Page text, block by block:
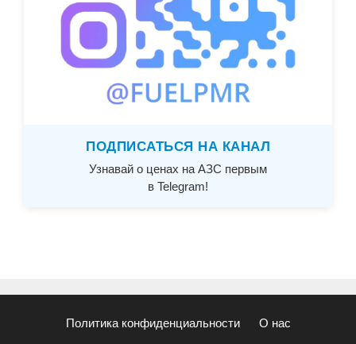
ПОДПИСАТЬСЯ НА КАНАЛ
Узнавай о ценах на АЗС первым
в Telegram!
Политика конфиденциальности О нас